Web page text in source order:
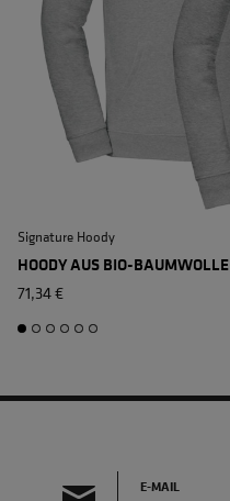
Signature Hoody
HOODY AUS BIO-BAUMWOLLE
71,34 €
E-MAIL